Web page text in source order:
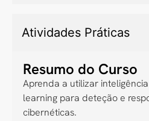
Atividades Práticas
Resumo do Curso
Aprenda a utilizar
learning para deteção e
cibernéticas.